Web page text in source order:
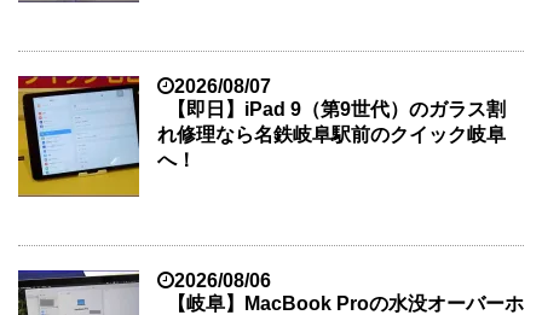
2026/08/07
【即日】iPad 9（第9世代）のガラス割
れ修理なら名鉄岐阜駅前のクイック岐阜
へ！
2026/08/06
【岐阜】MacBook Proの水没オーバーホ